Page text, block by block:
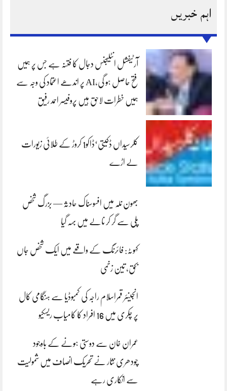
اہم خبریں
آرٹیفشل انٹلیجنس دجال کا فتنہ ہے جس پر ہمیں
فتح حاصل ہو گی،AI پر اندھے اعتماد کی وجہ سے
ہمیں خطرات لاحق ہیں پروفیسر احمد رفیق
کلرسیداں ڈکیتی‘ڈاکو1 کروڑ کے طلائی زیورات
لے اڑے
بھون نلہ میں افسوسناک حادثہ — بزرگ شخص
پلی سے گر کر نالے میں بہہ گیا
کہوٹہ: فائرنگ کے واقعے میں ایک شخص جاں
بحق، تین زخمی
انجینئر قمراسلام راجہ کی کمبوڈیا سے ہنگامی کال
پر چکری میں 16 افراد کا کامیاب ریسکیو
عمران خان سے دوستی ہونے کے باوجود
چودھری نثار نے تحریک انصاف میں شمولیت
سے انکاری رہے